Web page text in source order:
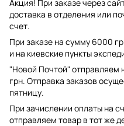
Акция! При заказе через
доставка в отделения или
счет.
При заказе на сумму 6000
и на киевские пункты
"Новой Почтой" отправляем
грн. Отправка заказов
пятницу.
При зачислении оплаты на
отправляем товар в тот же